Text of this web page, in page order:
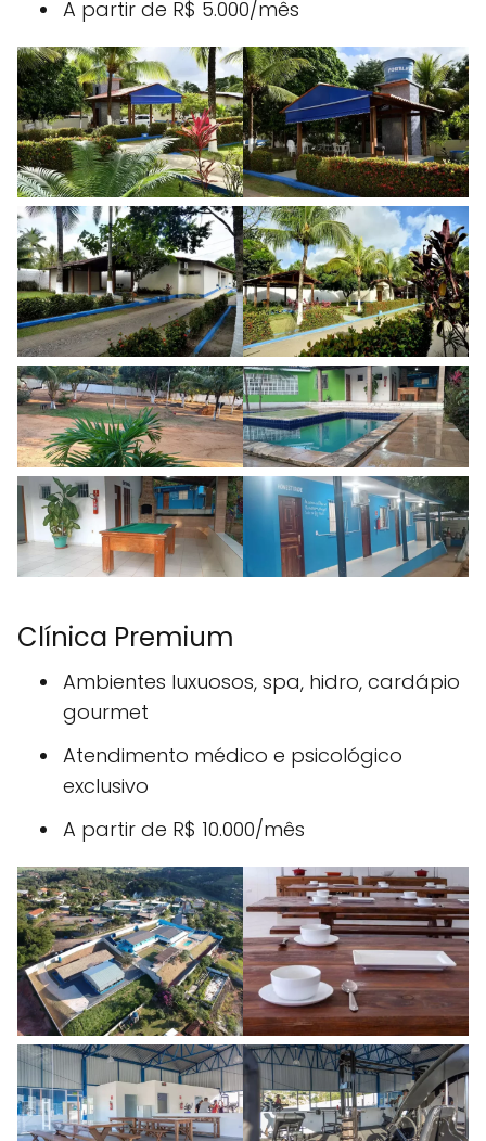
A partir de R$ 5.000/mês
Clínica Premium
Ambientes luxuosos, spa, hidro, cardápio
gourmet
Atendimento médico e psicológico
exclusivo
A partir de R$ 10.000/mês